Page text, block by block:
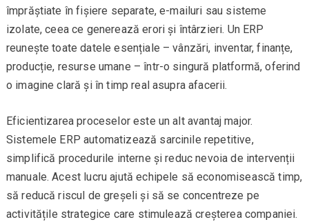
împrăștiate în fișiere separate, e-mailuri sau sisteme
izolate, ceea ce generează erori și întârzieri. Un ERP
reunește toate datele esențiale – vânzări, inventar, finanțe,
producție, resurse umane – într-o singură platformă, oferind
o imagine clară și în timp real asupra afacerii.
Eficientizarea proceselor este un alt avantaj major.
Sistemele ERP automatizează sarcinile repetitive,
simplifică procedurile interne și reduc nevoia de intervenții
manuale. Acest lucru ajută echipele să economisească timp,
să reducă riscul de greșeli și să se concentreze pe
activitățile strategice care stimulează creșterea companiei.